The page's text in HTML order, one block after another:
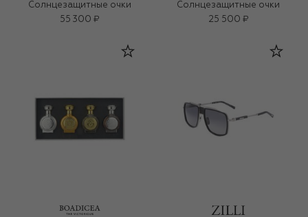
Солнцезащитные очки
55 300 ₽
Солнцезащитные очки
25 500 ₽